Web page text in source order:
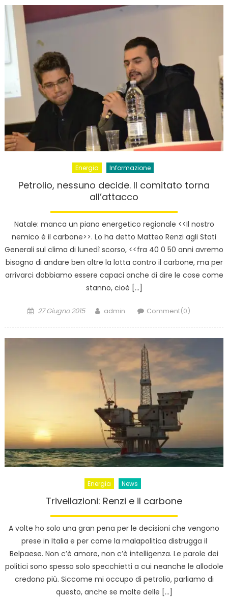
Energia Informazione
Petrolio, nessuno decide. Il comitato torna
all’attacco
Natale: manca un piano energetico regionale <<Il nostro
nemico è il carbone>>. Lo ha detto Matteo Renzi agli Stati
Generali sul clima di lunedì scorso, <<fra 40 0 50 anni avremo
bisogno di andare ben oltre la lotta contro il carbone, ma per
arrivarci dobbiamo essere capaci anche di dire le cose come
stanno, cioè […]
Posted
27 Giugno 2015 Author
admin Comment(0)
Energia News
Trivellazioni: Renzi e il carbone
A volte ho solo una gran pena per le decisioni che vengono
prese in Italia e per come la malapolitica distrugga il
Belpaese. Non c’è amore, non c’è intelligenza. Le parole dei
politici sono spesso solo specchietti a cui neanche le allodole
credono più. Siccome mi occupo di petrolio, parliamo di
questo, anche se molte delle […]